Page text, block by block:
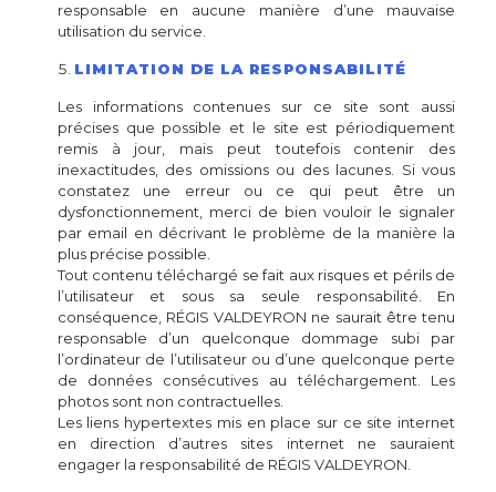
responsable en aucune manière d’une mauvaise
utilisation du service.
LIMITATION DE LA RESPONSABILITÉ
Les informations contenues sur ce site sont aussi
précises que possible et le site est périodiquement
remis à jour, mais peut toutefois contenir des
inexactitudes, des omissions ou des lacunes. Si vous
constatez une erreur ou ce qui peut être un
dysfonctionnement, merci de bien vouloir le signaler
par email en décrivant le problème de la manière la
plus précise possible.
Tout contenu téléchargé se fait aux risques et périls de
l’utilisateur et sous sa seule responsabilité. En
conséquence, RÉGIS VALDEYRON ne saurait être tenu
responsable d’un quelconque dommage subi par
l’ordinateur de l’utilisateur ou d’une quelconque perte
de données consécutives au téléchargement. Les
photos sont non contractuelles.
Les liens hypertextes mis en place sur ce site internet
en direction d’autres sites internet ne sauraient
engager la responsabilité de RÉGIS VALDEYRON.